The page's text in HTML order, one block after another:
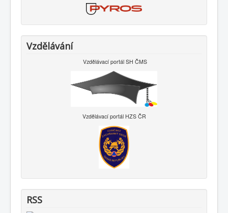
Vzdělávání
Vzdělávací portál SH ČMS
Vzdělávací portál HZS ČR
RSS